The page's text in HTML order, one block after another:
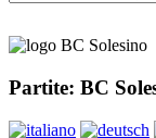
Partite: BC